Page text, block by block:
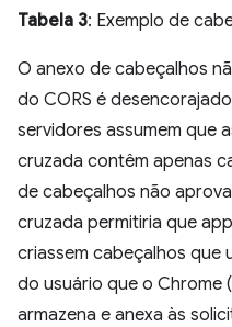
Tabela 3: Exemplo de
O anexo de cabeçalhos
do CORS é
servidores assumem que
cruzada contêm apenas
de cabeçalhos não
cruzada permitiria que
criassem cabeçalhos que
do usuário que o Chrome
armazena e anexa às